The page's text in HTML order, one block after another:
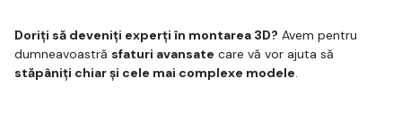
Doriți să deveniți experți în montarea 3D? Avem pentru
dumneavoastră sfaturi avansate care vă vor ajuta să
stăpâniți chiar și cele mai complexe modele.